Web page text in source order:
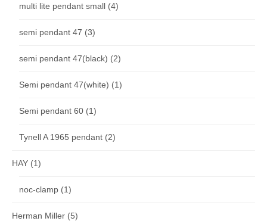
multi lite pendant small (4)
semi pendant 47 (3)
semi pendant 47(black) (2)
Semi pendant 47(white) (1)
Semi pendant 60 (1)
Tynell A 1965 pendant (2)
HAY (1)
noc-clamp (1)
Herman Miller (5)